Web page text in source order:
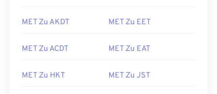
MET Zu AKDT MET Zu EET
MET Zu ACDT MET Zu EAT
MET Zu HKT MET Zu JST